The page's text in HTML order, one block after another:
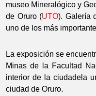
museo Mineralógico y
de Oruro (UTO). Galería
uno de los más
La exposición se
Minas de la Facultad
interior de la ciudadela
ciudad de Oruro.